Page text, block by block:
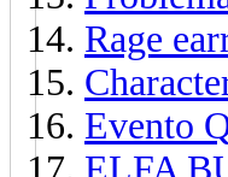
Rage
Evento